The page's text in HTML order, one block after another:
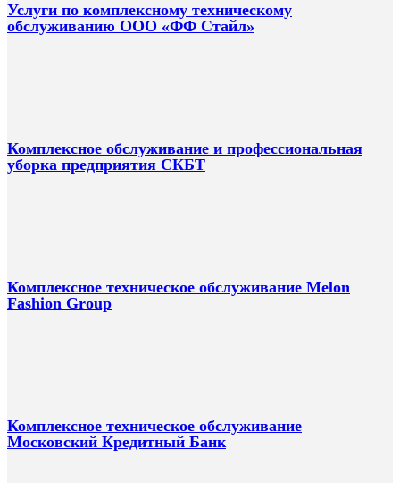
Услуги по комплексному техническому
обслуживанию ООО «ФФ Стайл»
Комплексное обслуживание и профессиональная
уборка предприятия СКБТ
Комплексное техническое обслуживание Melon
Fashion Group
Комплексное техническое обслуживание
Московский Кредитный Банк